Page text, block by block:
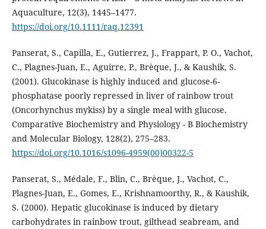
Aquaculture, 12(3), 1445–1477.
https://doi.org/10.1111/raq.12391
Panserat, S., Capilla, E., Gutierrez, J., Frappart, P. O., Vachot,
C., Plagnes-Juan, E., Aguirre, P., Brèque, J., & Kaushik, S.
(2001). Glucokinase is highly induced and glucose-6-
phosphatase poorly repressed in liver of rainbow trout
(Oncorhynchus mykiss) by a single meal with glucose.
Comparative Biochemistry and Physiology - B Biochemistry
and Molecular Biology, 128(2), 275–283.
https://doi.org/10.1016/s1096-4959(00)00322-5
Panserat, S., Médale, F., Blin, C., Brèque, J., Vachot, C.,
Plagnes-Juan, E., Gomes, E., Krishnamoorthy, R., & Kaushik,
S. (2000). Hepatic glucokinase is induced by dietary
carbohydrates in rainbow trout, gilthead seabream, and